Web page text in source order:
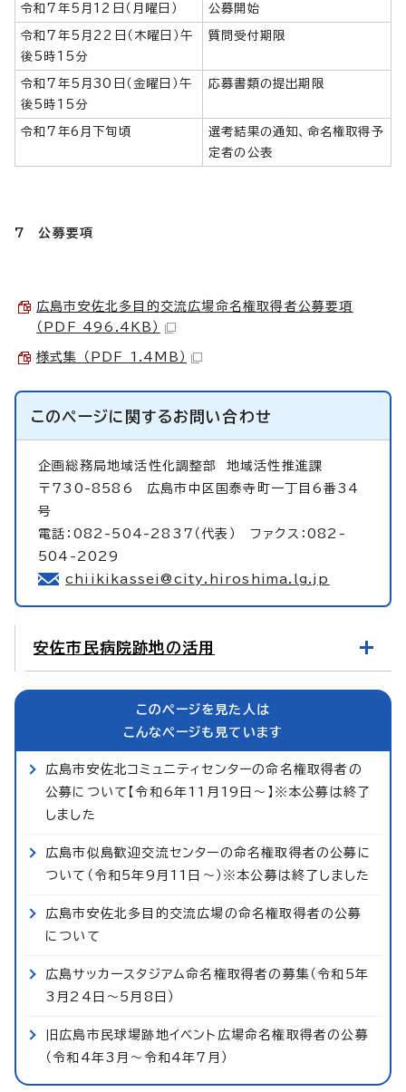
令和7年5月12日（月曜日） 公募開始
令和7年5月22日（木曜日）午
後5時15分
質問受付期限
令和7年5月30日（金曜日）午
後5時15分
応募書類の提出期限
令和7年6月下旬頃
選考結果の通知、命名権取得予
定者の公表
7 公募要項
広島市安佐北多目的交流広場命名権取得者公募要項
（PDF 496.4KB）
様式集 （PDF 1.4MB）
このページに関するお問い合わせ
企画総務局地域活性化調整部 地域活性推進課
〒730-8586 広島市中区国泰寺町一丁目6番34
号
電話：082-504-2837（代表） ファクス：082-
504-2029
chiikikassei@city.hiroshima.lg.jp
安佐市民病院跡地の活用
このページを見た人は
こんなページも見ています
広島市安佐北コミュニティセンターの命名権取得者の
公募について【令和6年11月19日～】※本公募は終了
しました
広島市似島歓迎交流センターの命名権取得者の公募に
ついて（令和5年9月11日～）※本公募は終了しました
広島市安佐北多目的交流広場の命名権取得者の公募
について
広島サッカースタジアム命名権取得者の募集（令和5年
3月24日～5月8日）
旧広島市民球場跡地イベント広場命名権取得者の公募
（令和4年3月～令和4年7月）